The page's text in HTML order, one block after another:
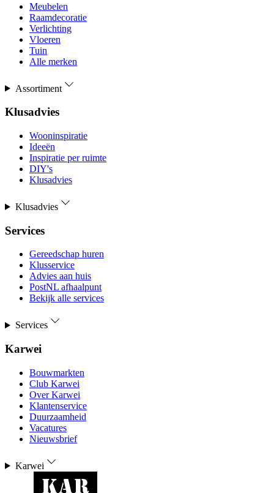
Meubelen
Raamdecoratie
Verlichting
Vloeren
Tuin
Alle merken
Assortiment
Klusadvies
Wooninspiratie
Ideeën
Inspiratie per ruimte
DIY's
Klusadvies
Klusadvies
Services
Gereedschap huren
Klusservice
Advies aan huis
PostNL afhaalpunt
Bekijk alle services
Services
Karwei
Bouwmarkten
Club Karwei
Over Karwei
Klantenservice
Duurzaamheid
Vacatures
Nieuwsbrief
Karwei